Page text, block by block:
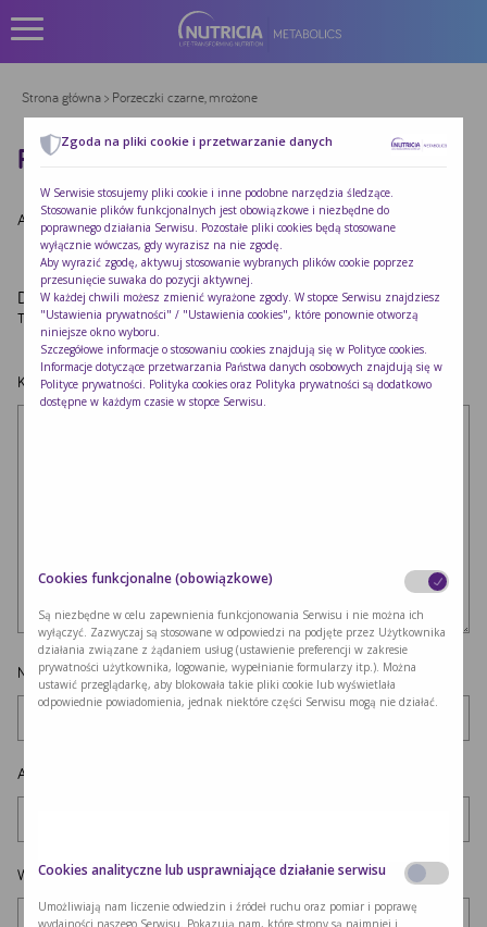
Strona główna> Porzeczki czarne, mrożone
PORZECZKI CZARNE, MROŻONE
Autor:Redakcja Nutricia|Opublikowano:2022-10-24
Dodaj komentarz
Twój adres e-mail nie zostanie opublikowany.Wymagane pola są oznaczone
Komentarz*
Nazwa*
Adres e-mail
Witryna internetowa
Zgoda na pliki cookie i przetwarzanie danych
W Serwisie stosujemy pliki cookie i inne podobne narzędzia śledzące.
Stosowanie plików funkcjonalnych jest obowiązkowe i niezbędne do
poprawnego działania Serwisu. Pozostałe pliki cookies będą stosowane
wyłącznie wówczas, gdy wyrazisz na nie zgodę.
Aby wyrazić zgodę, aktywuj stosowanie wybranych plików cookie poprzez
przesunięcie suwaka do pozycji aktywnej.
W każdej chwili możesz zmienić wyrażone zgody. W stopce Serwisu znajdziesz
"Ustawienia prywatności" / "Ustawienia cookies", które ponownie otworzą
niniejsze okno wyboru.
Szczegółowe informacje o stosowaniu cookies znajdują się w Polityce cookies
Informacje dotyczące przetwarzania Państwa danych osobowych znajdują się w
Polityce prywatności . Polityka cookies oraz Polityka prywatności są dodatkowo
dostępne w każdym czasie w stopce Serwisu.
Cookies funkcjonalne (obowiązkowe)
Są niezbędne w celu zapewnienia funkcjonowania Serwisu i nie można ich
wyłączyć. Zazwyczaj są stosowane w odpowiedzi na podjęte przez Użytkownika
działania związane z żądaniem usług (ustawienie preferencji w zakresie
prywatności użytkownika, logowanie, wypełnianie formularzy itp.). Można
ustawić przeglądarkę, aby blokowała takie pliki cookie lub wyświetlała
odpowiednie powiadomienia, jednak niektóre części Serwisu mogą nie działać.
Cookies analityczne lub usprawniające działanie serwisu
Umożliwiają nam liczenie odwiedzin i źródeł ruchu oraz pomiar i poprawę